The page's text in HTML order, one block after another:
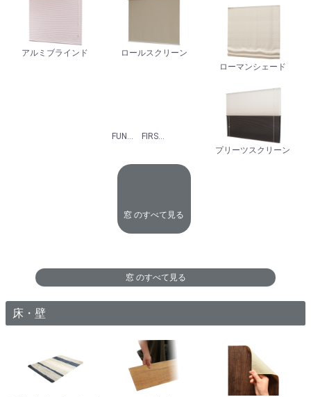
アルミブラインド ロールスクリーン
FUNロール [NOKKI] FIRSTAGE [立川機工]
窓のすべて見る
ローマンシェード
プリーツスクリーン
窓 のすべて見る
床・壁